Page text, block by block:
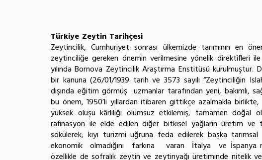
Türkiye Zeytin Tarihçesi
Zeytincilik, Cumhuriyet sonrası ülkemizde tarımının en
zeytinciliğe gereken önemin verilmesine yönelik direktifleri
yılında Bornova Zeytincilik Araştırma Enstitüsü
bir kanuna (26/01/1939 tarih ve 3573 sayılı “Zeytinciliğin
dışında eğitim görmüş uzmanlar tarafından yeni, bakımlı,
bu önem, 1950’li yıllardan itibaren gittikçe azalmakla birlikte,
yüksek oluşu kârlılığı olumsuz etkilemiş, tamamen doğal
rafinasyon ile elde edilen diğer bitkisel yağların üretim ve
sökülerek, kıyı turizmi uğruna feda edilerek başka
ekonomik olmadığını farkına varan İtalya ve İspanya
özellikle de sofralık zeytin ve zeytinyağı üretiminde nitelik